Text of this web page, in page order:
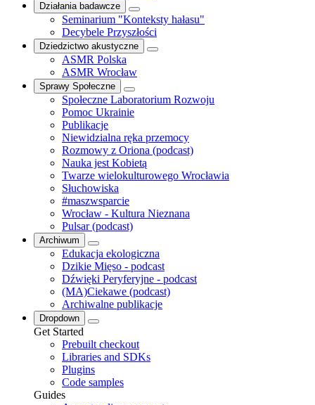
Działania badawcze
Seminarium "Konteksty hałasu"
Decybele Przyszłości
Dziedzictwo akustyczne
ASMR Polska
ASMR Wrocław
Sprawy Społeczne
Społeczne Laboratorium Rozwoju
Pomoc Ukrainie
Publikacje
Niewidzialna ręka przemocy
Rozmowy z Oriona (podcast)
Nauka jest Kobietą
Twarze wielokulturowego Wrocławia
Słuchowiska
#maszwsparcie
Wrocław - Kultura Nieznana
Pulsar (podcast)
Archiwum
Edukacja ekologiczna
Dzikie Mięso - podcast
Dźwięki Peryferyjne - podcast
(MA)Ciekawe (podcast)
Archiwalne publikacje
Dropdown
Get Started
Prebuilt checkout
Libraries and SDKs
Plugins
Code samples
Guides